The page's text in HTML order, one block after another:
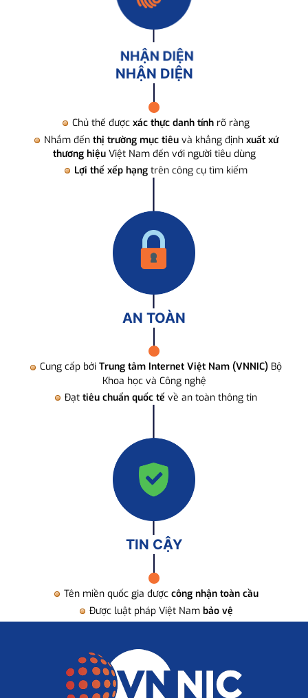
NHẬN DIỆN
Chủ thể được xác thực danh tính rõ ràng
Nhắm đến thị trường mục tiêuvà khẳng định xuất xứ
thương hiệuViệt Nam đến với người tiêu dùng
Lợi thế xếp hạng trên công cụ tìm kiếm
AN TOÀN
Cung cấp bởi Trung tâm Internet Việt Nam (VNNIC) Bộ
Khoa học và Công nghệ
Đạt tiêu chuẩn quốc tế về an toàn thông tin
TIN CẬY
Tên miền quốc gia được công nhận toàn cầu
Được luật pháp Việt Nam bảo vệ